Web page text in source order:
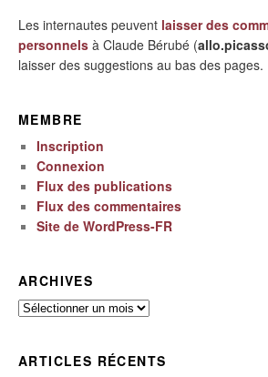
Les internautes peuvent laisser des
personnels à Claude Bérubé (
laisser des suggestions au bas des pages.
MEMBRE
Inscription
Connexion
Flux des publications
Flux des commentaires
Site de WordPress-FR
ARCHIVES
Archives
ARTICLES RÉCENTS